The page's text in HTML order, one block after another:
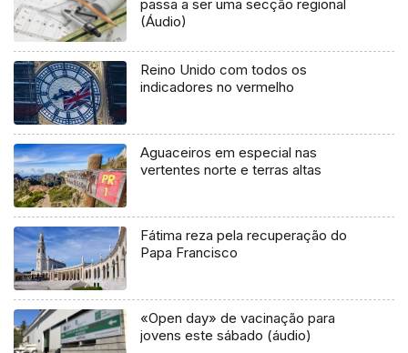
passa a ser uma secção regional
(Áudio)
Reino Unido com todos os
indicadores no vermelho
Aguaceiros em especial nas
vertentes norte e terras altas
Fátima reza pela recuperação do
Papa Francisco
«Open day» de vacinação para
jovens este sábado (áudio)